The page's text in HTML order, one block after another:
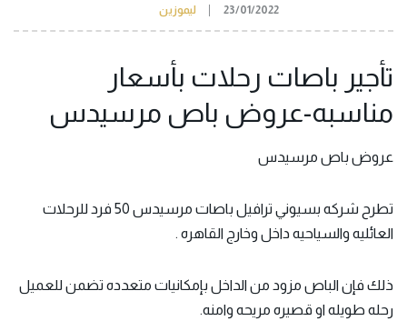
23/01/2022 ليموزين
تأجير باصات رحلات بأسعار
مناسبه-عروض باص مرسيدس
عروض باص مرسيدس
تطرح شركه بسيوني ترافيل باصات مرسيدس 50 فرد للرحلات
العائليه والسياحيه داخل وخارج القاهره .
ذلك فإن الباص مزود من الداخل بإمكانيات متعدده تضمن للعميل
رحله طويله او قصيره مريحه وامنه.